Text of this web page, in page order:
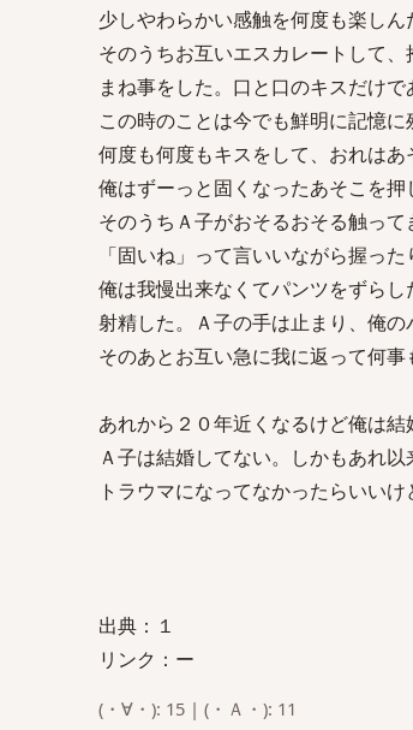
少しやわらかい感触を何度も楽しん
そのうちお互いエスカレートして
まね事をした。口と口のキスだけ
この時のことは今でも鮮明に記憶に
何度も何度もキスをして、おれはあ
俺はずーっと固くなったあそこを押
そのうちＡ子がおそるおそる触って
「固いね」って言いいながら握っ
俺は我慢出来なくてパンツをずら
射精した。Ａ子の手は止まり、俺の
そのあとお互い急に我に返って何事
あれから２０年近くなるけど俺は結
Ａ子は結婚してない。しかもあれ以
トラウマになってなかったらいいけ
出典：１
リンク：ー
(・∀・): 15 | (・Ａ・): 11